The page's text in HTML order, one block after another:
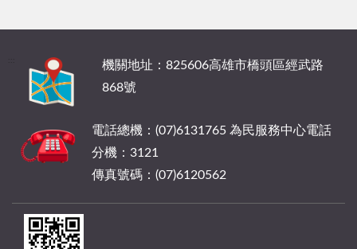
機關地址：825606高雄市橋頭區經武路
868號
電話總機：(07)6131765 為民服務中心電話
分機：3121
傳真號碼：(07)6120562